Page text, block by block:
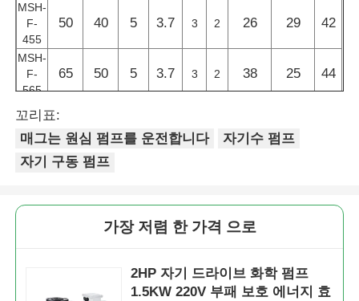
품질 관리
연락처
뉴스
모든 케이스
셀프 프라이밍 펌프
MSH-
F-
455
50 40 5 3.7 3 2 26 29 42
MSH-
F-
565
65 50 5 3.7 3 2 38 25 44
MSH-
F-
665
65
꼬리표:
매그는 원심 펌프를 운전합니다
자기수 펌프
자기 구동 펌프
가장 저렴 한 가격 으로
2HP 자기 드라이브 화학 펌프
1.5KW 220V 부패 보호 에너지 효